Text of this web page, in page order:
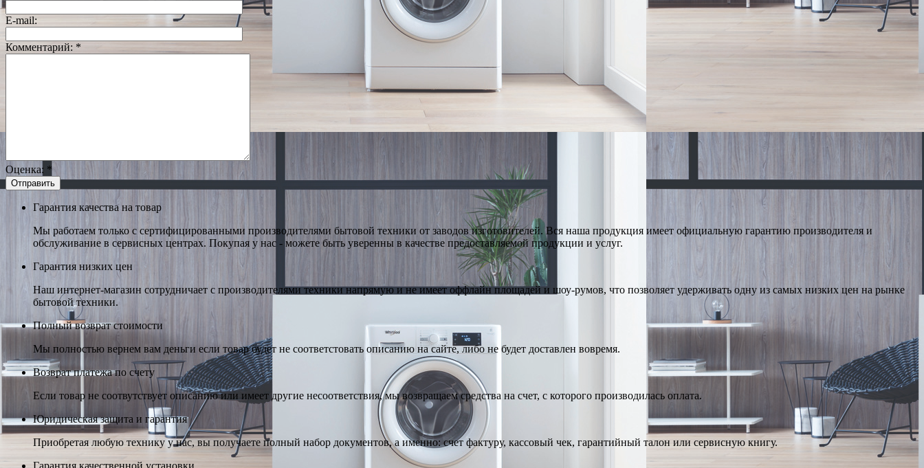
E-mail:
Комментарий: *
Оценка: *
Гарантия качества на товар
Мы работаем только с сертифицированными производителями бытовой техники от заводов изготовителей. Вся наша продукция имеет официальную гарантию производителя и
обслуживание в сервисных центрах. Покупая у нас - можете быть уверенны в качестве предоставляемой продукции и услуг.
Гарантия низких цен
Наш интернет-магазин сотрудничает с производителями техники напрямую и не имеет оффлайн площадей и шоу-румов, что позволяет удерживать одну из самых низких цен на рынке
бытовой техники.
Полный возврат стоимости
Мы полностью вернем вам деньги если товар будет не соответстовать описанию на сайте, либо не будет доставлен вовремя.
Возврат платежа по счету
Если товар не соотвутствует описанию или имеет другие несоответствия, мы возвращаем средства на счет, с которого производилась оплата.
Юридическая защита и гарантия
Приобретая любую технику у нас, вы получаете полный набор документов, а именно: счет фактуру, кассовый чек, гарантийный талон или сервисную книгу.
Гарантия качественной установки